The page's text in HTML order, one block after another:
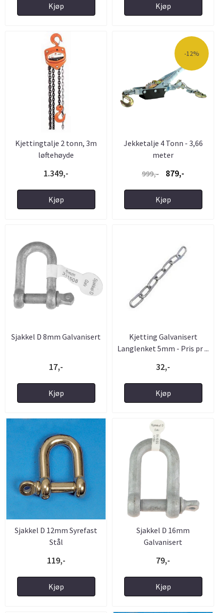
Kjøp Kjøp
Kjettingtalje 2 tonn, 3m
løftehøyde
1.349,-
Kjøp
-12%
Jekketalje 4 Tonn - 3,66
meter
999,-
879,-
Kjøp
Sjakkel D 8mm Galvanisert
17,-
Kjøp
Kjetting Galvanisert
Langlenket 5mm - Pris pr ...
32,-
Kjøp
Sjakkel D 12mm Syrefast
Stål
119,-
Kjøp
Sjakkel D 16mm
Galvanisert
79,-
Kjøp